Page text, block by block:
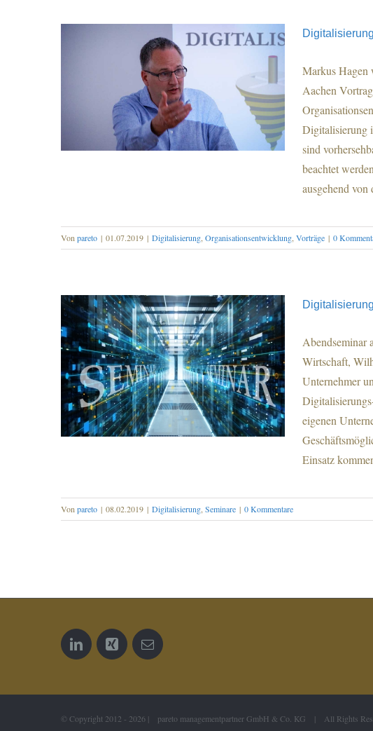
Digitalisierung & Künstliche
Intelligenz
Digitalisierung als Nordstern der
Organisationsentwicklung
Markus Hagen
Aachen
Digitalisierung
sind
beachtet
ausgehend
Von pareto | 01.07.2019 | Digitalisierung Organisationsentwicklung Vorträge | 0
Digitalisierungs-Roadmap und KI in
Abendseminar
Wirtschaft,
Unternehmer
eigenen
Einsatz
Von pareto | 08.02.2019 | Digitalisierung Seminare | 0 Kommentare
© Copyright 2012 - 2026 | pareto managementpartner GmbH & Co. KG | All Rights